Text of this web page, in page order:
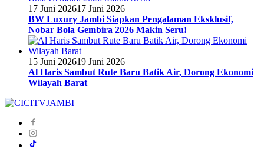
17 Juni 202617 Juni 2026
BW Luxury Jambi Siapkan Pengalaman Eksklusif,
Nobar Bola Gembira 2026 Makin Seru!
15 Juni 202619 Juni 2026
Al Haris Sambut Rute Baru Batik Air, Dorong Ekonomi
Wilayah Barat